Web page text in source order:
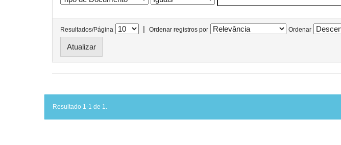
Resultados/Página | Ordenar registros por Ordenar
Resultado 1-1 de 1.